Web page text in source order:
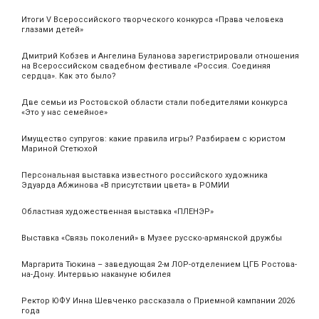
Итоги V Всероссийского творческого конкурса «Права человека
глазами детей»
Дмитрий Кобзев и Ангелина Буланова зарегистрировали отношения
на Всероссийском свадебном фестивале «Россия. Соединяя
сердца». Как это было?
Две семьи из Ростовской области стали победителями конкурса
«Это у нас семейное»
Имущество супругов: какие правила игры? Разбираем с юристом
Мариной Стетюхой
Персональная выставка известного российского художника
Эдуарда Абжинова «В присутствии цвета» в РОМИИ
Областная художественная выставка «ПЛЕНЭР»
Выставка «Связь поколений» в Музее русско-армянской дружбы
Маргарита Тюкина – заведующая 2-м ЛОР-отделением ЦГБ Ростова-
на-Дону. Интервью накануне юбилея
Ректор ЮФУ Инна Шевченко рассказала о Приемной кампании 2026
года